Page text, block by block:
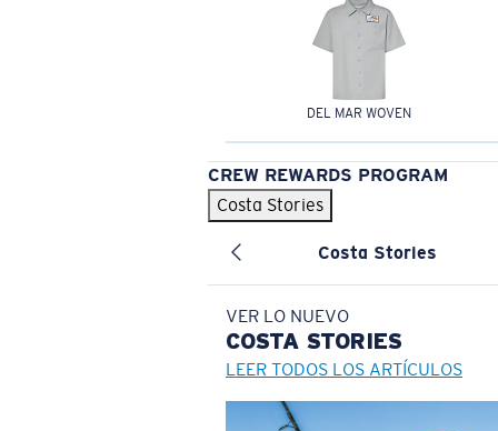
DEL MAR WOVEN
CREW REWARDS PROGRAM
Costa Stories
Costa Stories
VER LO NUEVO
COSTA STORIES
LEER TODOS LOS ARTÍCULOS